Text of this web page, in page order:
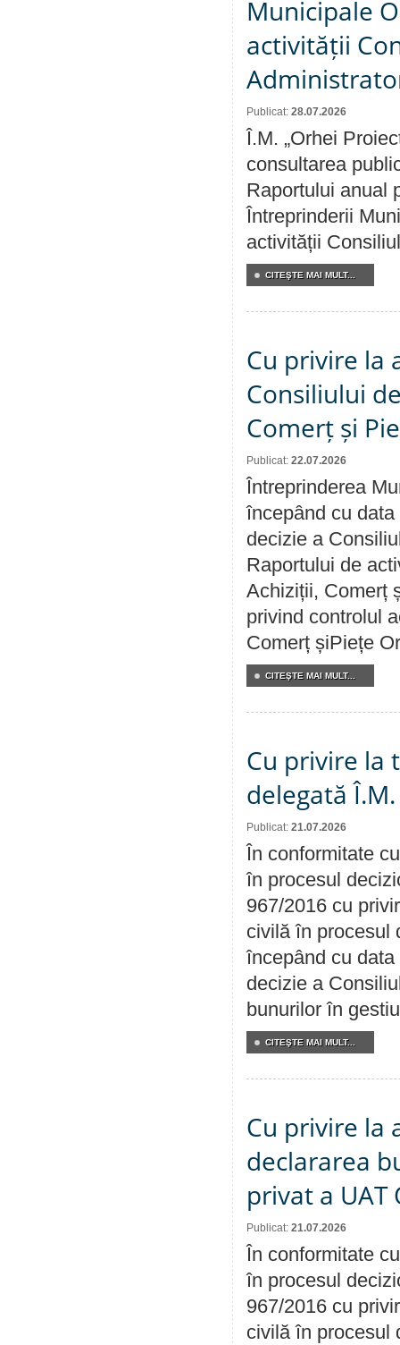
Municipale
activității
Publicat: 28.07.2026
Î.M. „Orhei
consultarea
Raportului anual
Întreprinderii
activității
CITEŞTE MAI MULT...
Cu privire la
Consiliului
Comerț și
Publicat: 22.07.2026
Întreprinderea
începând cu
decizie a
Raportului de
Achiziții, Comerț
privind controlul
Comerț șiPiețe
CITEŞTE MAI MULT...
Cu privire la
delegată
Publicat: 21.07.2026
În conformitate
în procesul
967/2016 cu
civilă în procesul
începând cu
decizie a
bunurilor în
CITEŞTE MAI MULT...
Cu privire la
declararea
privat a UAT
Publicat: 21.07.2026
În conformitate
în procesul
967/2016 cu
civilă în procesul